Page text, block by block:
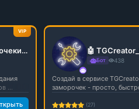
VIP
iCryptoCheck — крипточеки, розыгрыши и переводы в Telegram
...
Бот 438
Создай в сервисе
заморочек - просто,
(27)